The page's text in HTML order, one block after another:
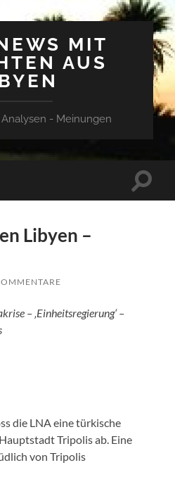
MIT
AUS
- Meinungen
Libyen –
– ‚Einheitsregierung‘ –
die LNA eine türkische
Tripolis ab. Eine
von Tripolis